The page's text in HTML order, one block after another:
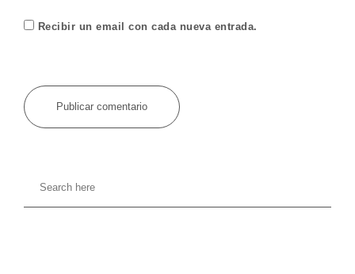
Recibir un email con cada nueva entrada.